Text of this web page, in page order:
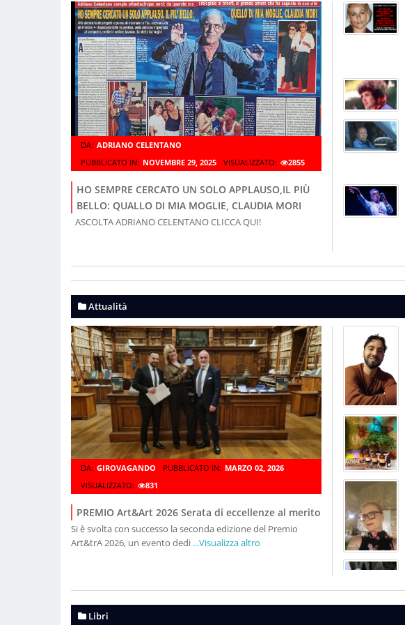
DA: ADRIANO CELENTANO
PUBBLICATO IN: NOVEMBRE 29, 2025 VISUALIZZATO: 2855
HO SEMPRE CERCATO UN SOLO APPLAUSO,IL PIÙ
BELLO: QUALLO DI MIA MOGLIE, CLAUDIA MORI
ASCOLTA ADRIANO CELENTANO CLICCA QUI!
Attualità
DA: GIROVAGANDO PUBBLICATO IN: MARZO 02, 2026
VISUALIZZATO:
831
PREMIO Art&Art 2026 Serata di eccellenze al merito
Si è svolta con successo la seconda edizione del Premio
Art&trA 2026, un evento dedi ...Visualizza altro
Libri